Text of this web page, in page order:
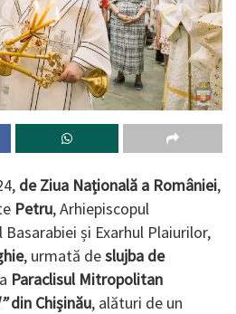
de Ziua Națională a României,
Petru, Arhiepiscopul
și Exarhul Plaiurilor,
, urmată deslujba de
Paraclisul Mitropolitan
din Chișinău, alături de un